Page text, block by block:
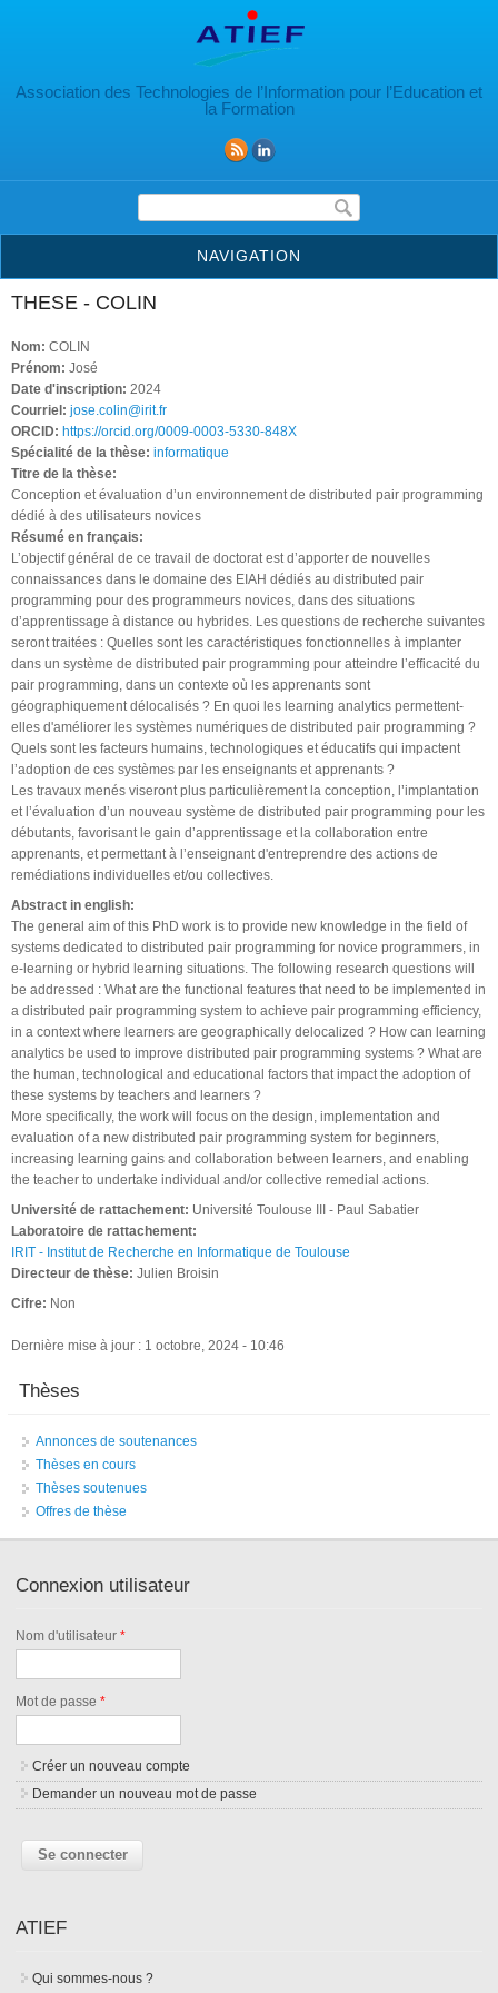
Association des Technologies de l’Information pour l’Education et
la Formation
Formulaire de recherche
NAVIGATION
THESE - COLIN
Nom: COLIN
Prénom: José
Date d'inscription: 2024
Courriel: jose.colin@irit.fr
ORCID: https://orcid.org/0009-0003-5330-848X
Spécialité de la thèse: informatique
Titre de la thèse:
Conception et évaluation d’un environnement de distributed pair programming
dédié à des utilisateurs novices
Résumé en français:
L’objectif général de ce travail de doctorat est d’apporter de nouvelles
connaissances dans le domaine des EIAH dédiés au distributed pair
programming pour des programmeurs novices, dans des situations
d’apprentissage à distance ou hybrides. Les questions de recherche suivantes
seront traitées : Quelles sont les caractéristiques fonctionnelles à implanter
dans un système de distributed pair programming pour atteindre l’efficacité du
pair programming, dans un contexte où les apprenants sont
géographiquement délocalisés ? En quoi les learning analytics permettent-
elles d'améliorer les systèmes numériques de distributed pair programming ?
Quels sont les facteurs humains, technologiques et éducatifs qui impactent
l’adoption de ces systèmes par les enseignants et apprenants ?
Les travaux menés viseront plus particulièrement la conception, l’implantation
et l’évaluation d’un nouveau système de distributed pair programming pour les
débutants, favorisant le gain d’apprentissage et la collaboration entre
apprenants, et permettant à l’enseignant d'entreprendre des actions de
remédiations individuelles et/ou collectives.
Abstract in english:
The general aim of this PhD work is to provide new knowledge in the field of
systems dedicated to distributed pair programming for novice programmers, in
e-learning or hybrid learning situations. The following research questions will
be addressed : What are the functional features that need to be implemented in
a distributed pair programming system to achieve pair programming efficiency,
in a context where learners are geographically delocalized ? How can learning
analytics be used to improve distributed pair programming systems ? What are
the human, technological and educational factors that impact the adoption of
these systems by teachers and learners ?
More specifically, the work will focus on the design, implementation and
evaluation of a new distributed pair programming system for beginners,
increasing learning gains and collaboration between learners, and enabling
the teacher to undertake individual and/or collective remedial actions.
Université de rattachement: Université Toulouse III - Paul Sabatier
Laboratoire de rattachement:
IRIT - Institut de Recherche en Informatique de Toulouse
Directeur de thèse: Julien Broisin
Cifre: Non
Dernière mise à jour : 1 octobre, 2024 - 10:46
Thèses
Annonces de soutenances
Thèses en cours
Thèses soutenues
Offres de thèse
Connexion utilisateur
Nom d'utilisateur*
Mot de passe*
Créer un nouveau compte
Demander un nouveau mot de passe
ATIEF
Qui sommes-nous ?